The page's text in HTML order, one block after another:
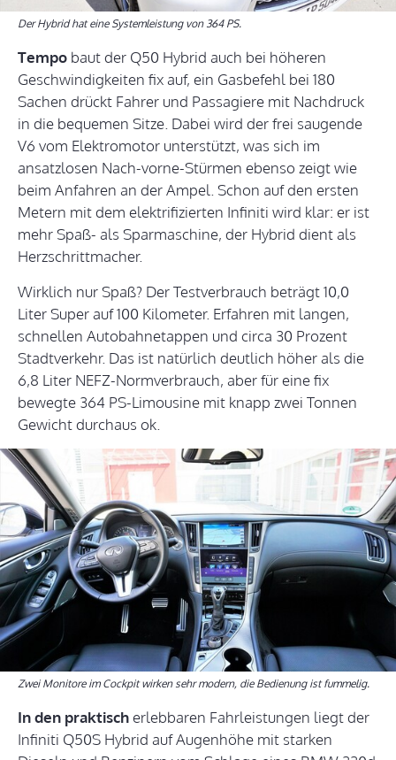
Der Hybrid hat eine Systemleistung von 364 PS.
Tempo baut der Q50 Hybrid auch bei höheren
Geschwindigkeiten fix auf, ein Gasbefehl bei 180
Sachen drückt Fahrer und Passagiere mit Nachdruck
in die bequemen Sitze. Dabei wird der frei saugende
V6 vom Elektromotor unterstützt, was sich im
ansatzlosen Nach-vorne-Stürmen ebenso zeigt wie
beim Anfahren an der Ampel. Schon auf den ersten
Metern mit dem elektrifizierten Infiniti wird klar: er ist
mehr Spaß- als Sparmaschine, der Hybrid dient als
Herzschrittmacher.
Wirklich nur Spaß? Der Testverbrauch beträgt 10,0
Liter Super auf 100 Kilometer. Erfahren mit langen,
schnellen Autobahnetappen und circa 30 Prozent
Stadtverkehr. Das ist natürlich deutlich höher als die
6,8 Liter NEFZ-Normverbrauch, aber für eine fix
bewegte 364 PS-Limousine mit knapp zwei Tonnen
Gewicht durchaus ok.
Zwei Monitore im Cockpit wirken sehr modern, die Bedienung ist fummelig.
In den praktischerlebbaren Fahrleistungen liegt der
Infiniti Q50S Hybrid auf Augenhöhe mit starken